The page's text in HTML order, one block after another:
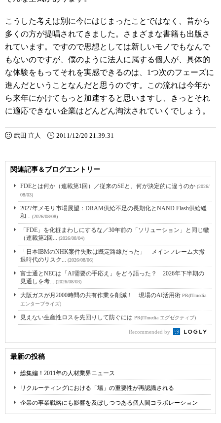
こうした考えは別に今にはじまったことではなく、昔から
多くの方が提唱されてきました。さまざまな書籍も出版さ
れています。ですので思想としては新しいモノでもなんで
もないのですが、僕のように法人に属する個人が、具体的
な体験をもってそれを実感できるのは、1つ次のフェーズに
進んだということなんだと思うのです。この流れは今年か
ら来年にかけてもっと加速すると思いますし、きっとそれ
に適応できない企業はどんどん淘汰されていくでしょう。
武田 直人 2011/12/20 21:39:31
関連記事＆ブログエントリー
FDEとは何か（連載第1回）／従来のSEと、何が決定的に違うのか (2026/
08/03)
2027年メモリ市場展望：DRAM供給不足の長期化とNAND Flash供給緩
和... (2026/08/08)
「FDE」を化粧まわしにするな／30年前の「ソリューション」と同じ轍
（連載第2回... (2026/08/04)
「日本IBMのNHK案件失敗は既定路線だった」 メインフレーム大撤
退時代のリスク... (2026/08/06)
富士通とNECは「AI需要の手応え」をどう語った？ 2026年下半期の
見通しを考... (2026/08/03)
大阪ガスが月2000時間の共有作業を削減！ 現場のAI活用術 PR(ITmedia
エンタープライズ)
見えない生産性ロスを先回りして防ぐには PR(ITmedia エグゼクティブ)
Recommended by
最新の投稿
総集編！2011年の人材業界ニュース
リクルーティングにおける「場」の重要性が再認識される
企業の事業戦略にも影響を及ぼしつつある個人間コラボレーション